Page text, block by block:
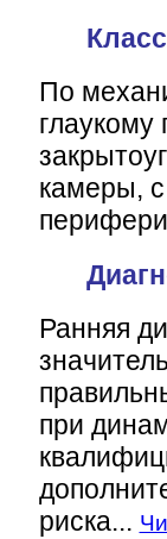
По
глаукому
камеры,
Ранняя
при
риска...